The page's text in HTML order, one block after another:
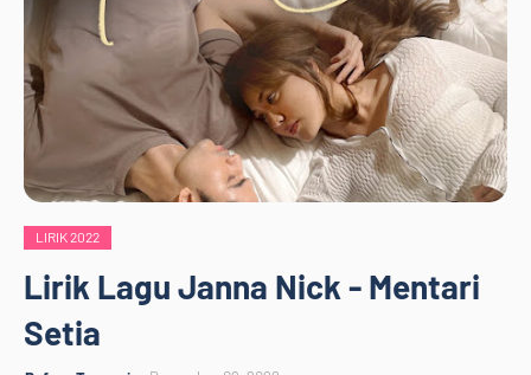
LIRIK 2022
Lirik Lagu Janna Nick - Mentari
Setia